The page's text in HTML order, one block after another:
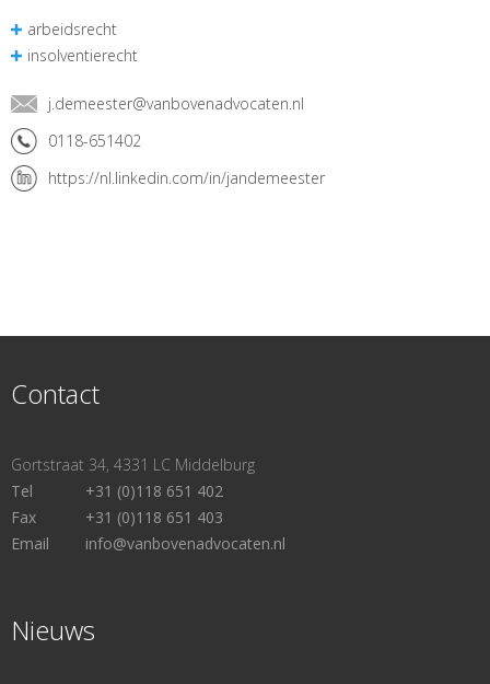
arbeidsrecht
insolventierecht
j.demeester@vanbovenadvocaten.nl
0118-651402
https://nl.linkedin.com/in/jandemeester
Contact
Gortstraat 34, 4331 LC Middelburg
Tel
+31 (0)118 651 402
Fax
+31 (0)118 651 403
Email
info@vanbovenadvocaten.nl
Nieuws